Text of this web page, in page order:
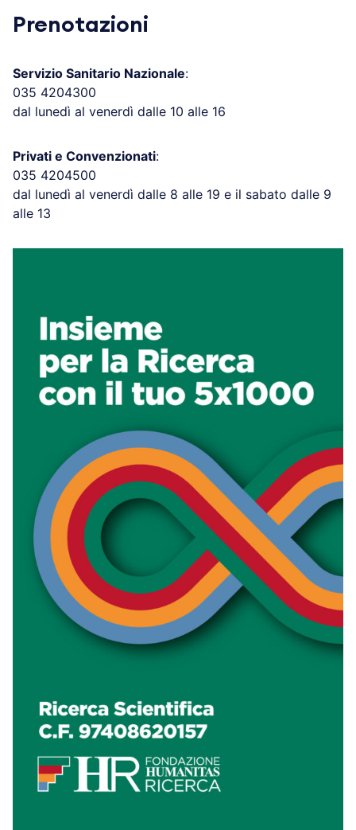
Prenotazioni
Servizio Sanitario Nazionale:
035 4204300
dal lunedì al venerdì dalle 10 alle 16
Privati e Convenzionati:
035 4204500
dal lunedì al venerdì dalle 8 alle 19 e il sabato dalle 9
alle 13